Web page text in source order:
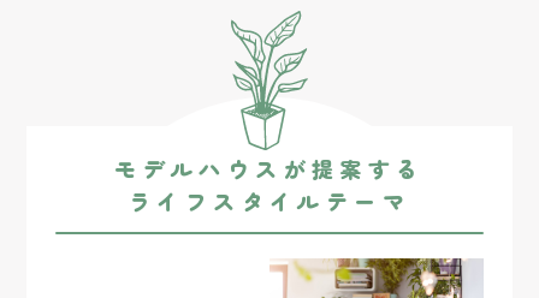
モデルハウスが提案する
ライフスタイルテーマ